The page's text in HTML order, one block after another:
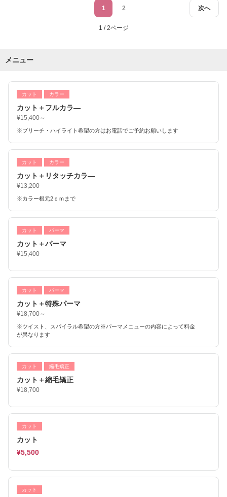
次へ
1 2
1 / 2ページ
メニュー
カット カラー
カット＋フルカラ―
¥15,400～
※ブリーチ・ハイライト希望の方はお電話でご予約お願いします
カット カラー
カット＋リタッチカラ―
¥13,200
※カラー根元2ｃｍまで
カット パーマ
カット＋パーマ
¥15,400
カット パーマ
カット＋特殊パーマ
¥18,700～
※ツイスト、スパイラル希望の方※パーマメニューの内容によって料金
が異なります
カット 縮毛矯正
カット＋縮毛矯正
¥18,700
カット
カット
¥5,500
カット